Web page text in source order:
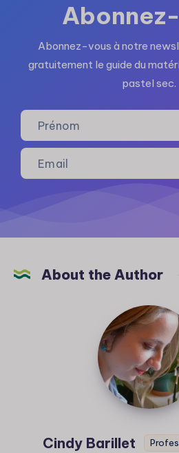
Abonnez-vous à notre
gratuitement le guide du
pastel sec.
About the Author
Cindy
Barillet
Cindy Barillet